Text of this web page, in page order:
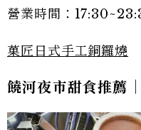
營業時間：
菓匠日式手工銅鑼燒
饒河夜市甜食推